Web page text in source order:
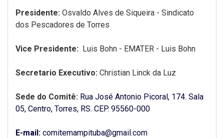
Presidente: Osvaldo Alves de Siqueira - Sindicato
dos Pescadores de Torres
Vice Presidente: Luis Bohn - EMATER - Luis Bohn
Secretario Executivo: Christian Linck da Luz
Sede do Comitê: Rua José Antonio Picoral, 174. Sala
05, Centro, Torres, RS. CEP. 95560-000
E-mail: comitemampituba@gmail.com